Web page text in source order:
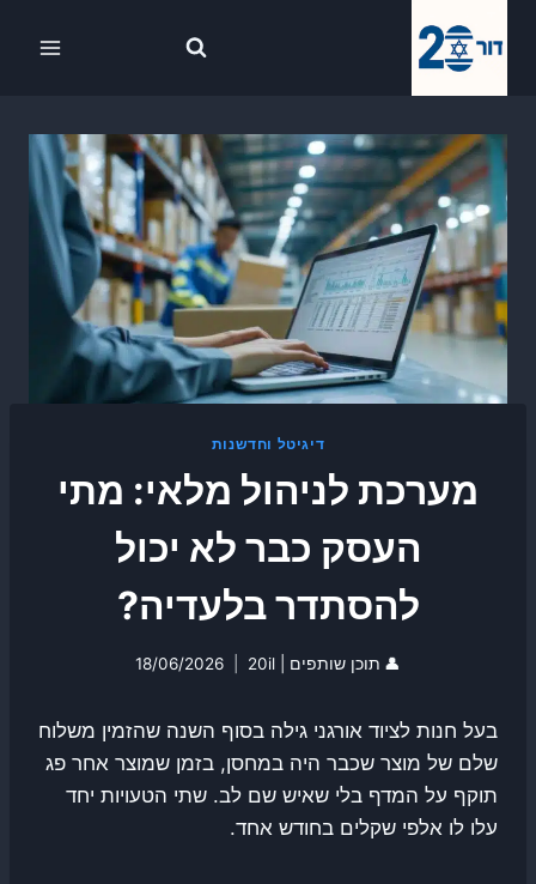
דיגיטל וחדשנות
מערכת לניהול מלאי: מתי
העסק כבר לא יכול
להסתדר בלעדיה?
👤 תוכן שותפים | 20il 18/06/2026
בעל חנות לציוד אורגני גילה בסוף השנה שהזמין משלוח
שלם של מוצר שכבר היה במחסן, בזמן שמוצר אחר פג
תוקף על המדף בלי שאיש שם לב. שתי הטעויות יחד
עלו לו אלפי שקלים בחודש אחד.